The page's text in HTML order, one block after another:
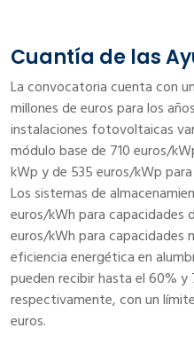
Cuantía de las
La convocatoria cuenta con
millones de euros para los
instalaciones fotovoltaicas
módulo base de 710 euros/
kWp y de 535 euros/kWp
Los sistemas de
euros/kWh para capacidades
euros/kWh para capacidades
eficiencia energética en
pueden recibir hasta el 60%
respectivamente, con un
euros.